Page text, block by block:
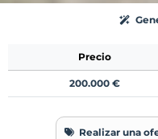
Precio
200.000 €
Realizar una